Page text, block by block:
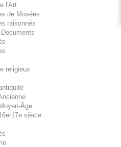
l'Art
de Musées
raisonnés
religieux
Âge
17e siècle